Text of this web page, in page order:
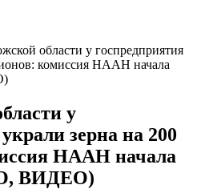
области у госпредприятия
комиссия НААН начала
у
зерна на 200
НААН начала
ВИДЕО)